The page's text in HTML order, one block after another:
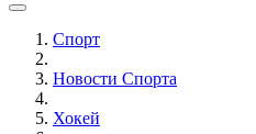
Спорт
Новости Cпорта
Хокей